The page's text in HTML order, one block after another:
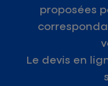
proposées
Le devis en